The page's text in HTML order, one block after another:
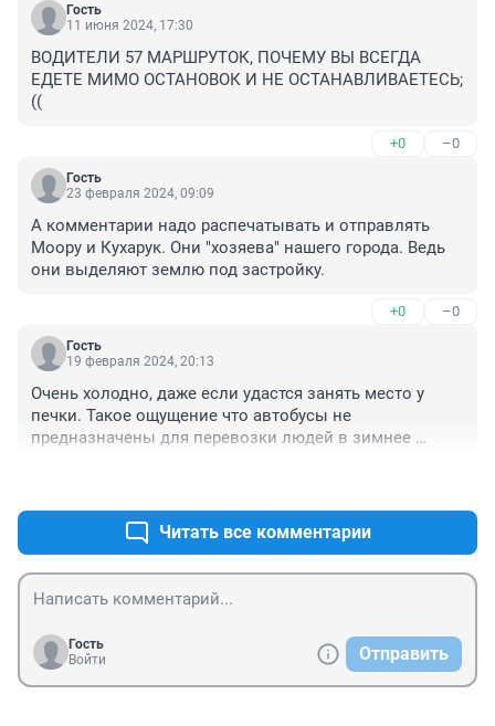
Гость
11 июня 2024, 17:30
ВОДИТЕЛИ 57 МАРШРУТОК, ПОЧЕМУ ВЫ ВСЕГДА
ЕДЕТЕ МИМО ОСТАНОВОК И НЕ ОСТАНАВЛИВАЕТЕСЬ;
((
+0 –0
Гость
23 февраля 2024, 09:09
А комментарии надо распечатывать и отправлять
Моору и Кухарук. Они "хозяева" нашего города. Ведь
они выделяют землю под застройку.
+0 –0
Гость
19 февраля 2024, 20:13
Очень холодно, даже если удастся занять место у
печки. Такое ощущение что автобусы не
предназначены для перевозки людей в зимнее
Читать все комментарии
Гость
Войти
Отправить